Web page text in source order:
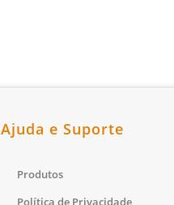
Ajuda e Suporte
Produtos
Política de Privacidade